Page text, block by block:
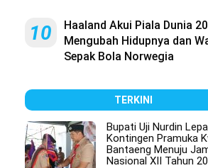
10
Haaland Akui Piala Dunia
Mengubah Hidupnya dan
Sepak Bola Norwegia
TERKINI
Bupati Uji Nurdin
Kontingen Pramuka
Bantaeng Menuju
Nasional XII Tahun